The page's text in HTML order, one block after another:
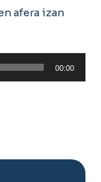
afera izan
00:00